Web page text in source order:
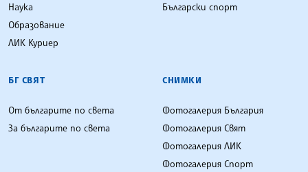
Наука
Образование
ЛИК Куриер
Български спорт
БГ СВЯТ
От българите по света
За българите по света
СНИМКИ
Фотогалерия България
Фотогалерия Свят
Фотогалерия ЛИК
Фотогалерия Спорт